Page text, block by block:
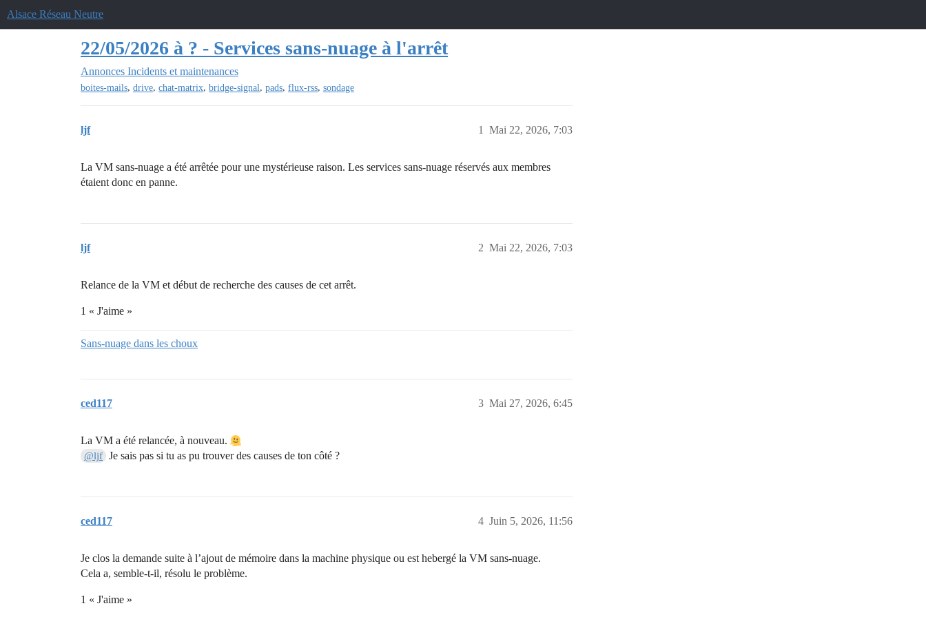
Alsace Réseau Neutre
22/05/2026 à ? - Services sans-nuage à l'arrêt
Annonces Incidents et maintenances
boites-mails, drive, chat-matrix, bridge-signal, pads, flux-rss, sondage
ljf Mai 22, 2026, 7:03
1
La VM sans-nuage a été arrêtée pour une mystérieuse raison. Les services sans-nuage réservés aux membres
étaient donc en panne.
ljf Mai 22, 2026, 7:03
2
Relance de la VM et début de recherche des causes de cet arrêt.
1 « J'aime »
Sans-nuage dans les choux
ced117 Mai 27, 2026, 6:45
3
La VM a été relancée, à nouveau.
@ljf Je sais pas si tu as pu trouver des causes de ton côté ?
ced117 Juin 5, 2026, 11:56
4
Je clos la demande suite à l’ajout de mémoire dans la machine physique ou est hebergé la VM sans-nuage.
Cela a, semble-t-il, résolu le problème.
1 « J'aime »